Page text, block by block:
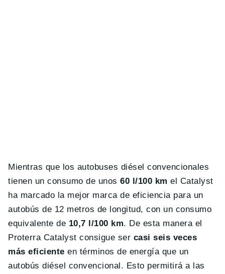
Mientras que los autobuses diésel convencionales
tienen un consumo de unos 60 l/100 km el Catalyst
ha marcado la mejor marca de eficiencia para un
autobús de 12 metros de longitud, con un consumo
equivalente de 10,7 l/100 km. De esta manera el
Proterra Catalyst consigue ser casi seis veces
más eficiente en términos de energía que un
autobús diésel convencional. Esto permitirá a las